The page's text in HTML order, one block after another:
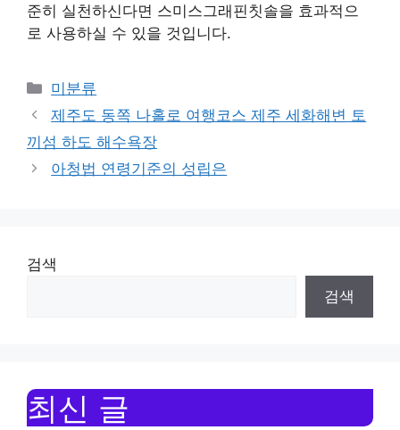
준히 실천하신다면 스미스그래핀칫솔을 효과적으
로 사용하실 수 있을 것입니다.
Categories
미분류
제주도 동쪽 나홀로 여행코스 제주 세화해변 토
끼섬 하도 해수욕장
아청법 연령기준의 성립은
검색
검색
최신 글